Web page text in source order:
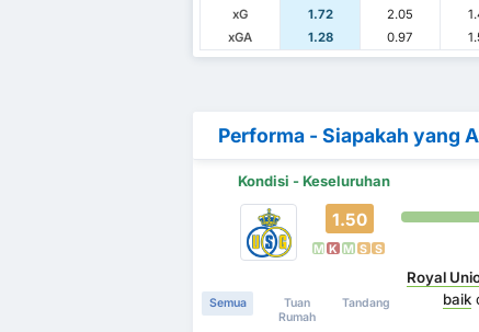
xG
1.72 2.05
xGA
1.28 0.97
Performa - Siapakah yang
Kondisi - Keseluruhan
1.50
M K M S S
Semua
Tuan
Rumah
Tandang
Royal
baik